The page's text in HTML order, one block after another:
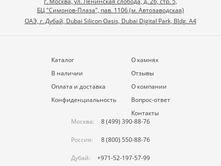
БЦ "Симонов-Плаза", пав. 1106 (м. Автозаводская)
ОАЭ, г. Дубай, Dubai Silicon Oasis, Dubai Digital Park, Bldg. A4
Каталог
В наличии
Оплата и доставка
Конфиденциальность
О камнях
Отзывы
О компании
Вопрос-ответ
Контакты
Москва:
8 (499) 390-88-76
Россия: 8 (800) 550-88-76
Дубай: +971-52-197-57-99